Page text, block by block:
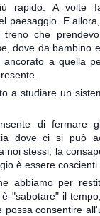
rapido. A volte
paesaggio. E
treno che
dove da bambino
a quella
a studiare un
di fermare
dove ci si può
noi stessi, la
è essere coscienti
abbiamo per
"sabotare" il
possa consentire